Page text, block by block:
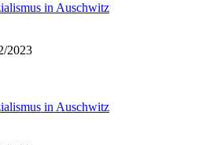
in Auschwitz
2023
in Auschwitz